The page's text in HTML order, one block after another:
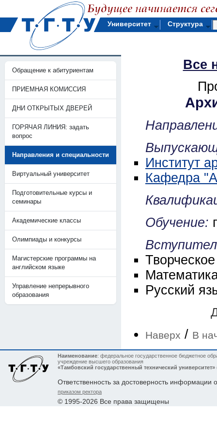
Университет Структура
Обращение к абитуриентам
ПРИЕМНАЯ КОМИССИЯ
ДНИ ОТКРЫТЫХ ДВЕРЕЙ
ГОРЯЧАЯ ЛИНИЯ: задать
вопрос
Направления и специальности
Виртуальный университет
Подготовительные курсы и
семинары
Академические классы
Олимпиады и конкурсы
Магистерские программы на
английском языке
Управление непрерывного
образования
Все
Институт
Кафедра
Обучение:
Русский
Наверх / В
Наименование: федеральное государственное бюджетное
учреждение высшего образования
«Тамбовский государственный технический
Ответственность за достоверность информации
приказом ректора
© 1995-2026 Все права защищены